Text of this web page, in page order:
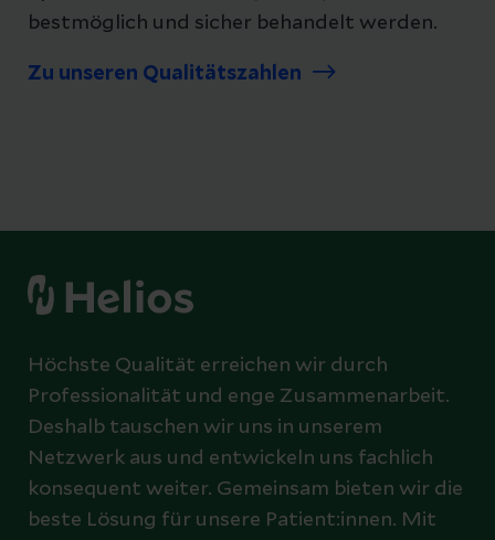
bestmöglich und sicher behandelt werden.
Zu unseren Qualitätszahlen
Höchste Qualität erreichen wir durch
Professionalität und enge Zusammenarbeit.
Deshalb tauschen wir uns in unserem
Netzwerk aus und entwickeln uns fachlich
konsequent weiter. Gemeinsam bieten wir die
beste Lösung für unsere Patient:innen. Mit